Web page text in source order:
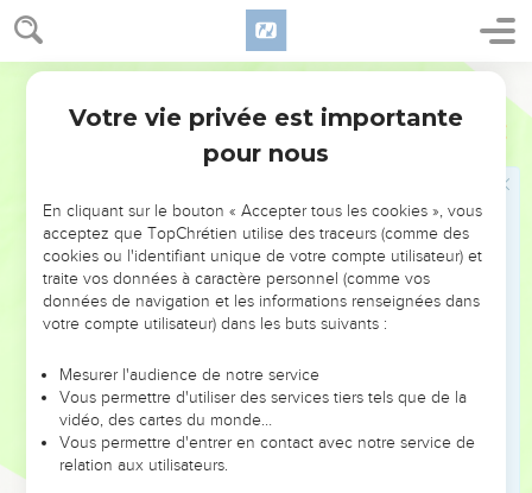
Exode 17
Et Moïse dit à Josué : Choisis-nous des hommes ; sors, et
combats contre Amalek ; demain je me tiendrai au sommet
de la colline, avec la verge de Dieu dans ma main.
Et Josué fit comme Moïse lui avait dit, pour combattre
contre Amalek. Moïse, Aaron et Hur montèrent au sommet
Et il arrivait, lorsque Moïse élevait sa main, qu'Israël était le
plus fort, mais quand il reposait sa main, Amalek était le plus
fort.
Et les mains de Moïse étant devenues pesantes, ils prirent
une pierre et la mirent sous lui, et il s'assit dessus ; et Aaron
l'autre ; et ses mains furent fermes jusqu'au coucher du
Et Josué défit Amalek et son peuple par le tranchant de
l'épée.
Votre vie privée est importante
pour nous
En cliquant sur le bouton « Accepter tous les cookies », vous
acceptez que TopChrétien utilise des traceurs (comme des
cookies ou l'identifiant unique de votre compte utilisateur) et
traite vos données à caractère personnel (comme vos
données de navigation et les informations renseignées dans
votre compte utilisateur) dans les buts suivants :
Mesurer l'audience de notre service
Vous permettre d'utiliser des services tiers tels que de la
vidéo, des cartes du monde…
Vous permettre d'entrer en contact avec notre service de
relation aux utilisateurs.